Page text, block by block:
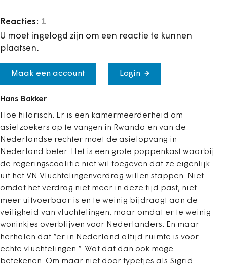
Reacties: 1
U moet ingelogd zijn om een reactie te kunnen
plaatsen.
Maak een account Login
Hans Bakker
Hoe hilarisch. Er is een kamermeerderheid om
asielzoekers op te vangen in Rwanda en van de
Nederlandse rechter moet de asielopvang in
Nederland beter. Het is een grote poppenkast waarbij
de regeringscoalitie niet wil toegeven dat ze eigenlijk
uit het VN Vluchtelingenverdrag willen stappen. Niet
omdat het verdrag niet meer in deze tijd past, niet
meer uitvoerbaar is en te weinig bijdraagt aan de
veiligheid van vluchtelingen, maar omdat er te weinig
woninkjes overblijven voor Nederlanders. En maar
herhalen dat “er in Nederland altijd ruimte is voor
echte vluchtelingen “. Wat dat dan ook moge
betekenen. Om maar niet door typetjes als Sigrid